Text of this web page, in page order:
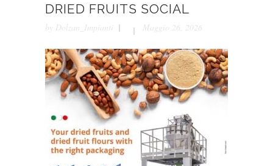
DRIED FRUITS SOCIAL
by Dolzan_Impianti Maggio 26, 2026